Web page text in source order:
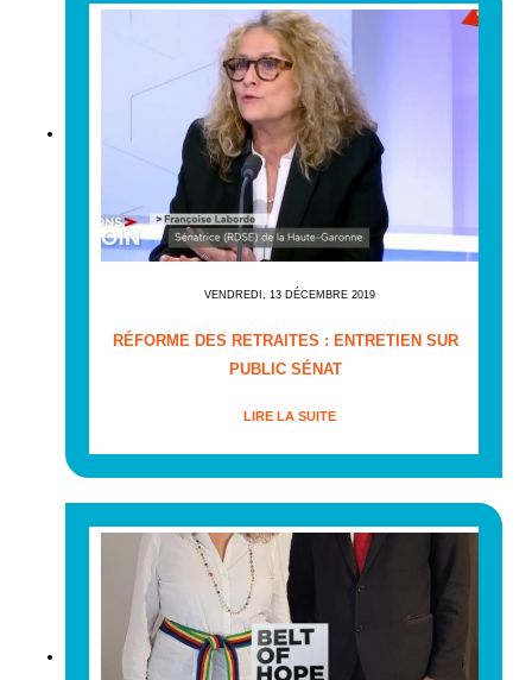
VENDREDI, 13 DÉCEMBRE 2019
RÉFORME DES RETRAITES : ENTRETIEN SUR
PUBLIC SÉNAT
LIRE LA SUITE